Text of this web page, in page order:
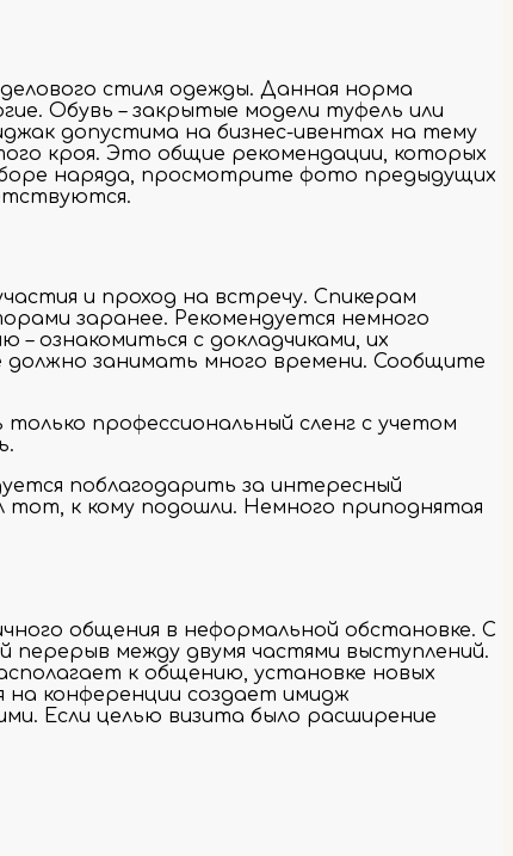
стиля одежды. Данная норма
Обувь – закрытые модели туфель или
допустима на бизнес-ивентах на тему
кроя. Это общие рекомендации, которых
наряда, просмотрите фото предыдущих
и проход на встречу. Спикерам
заранее. Рекомендуется немного
ознакомиться с докладчиками, их
занимать много времени. Сообщите
профессиональный сленг с учетом
поблагодарить за интересный
к кому подошли. Немного приподнятая
общения в неформальной обстановке. С
между двумя частями выступлений.
к общению, установке новых
на конференции создает имидж
Если целью визита было расширение